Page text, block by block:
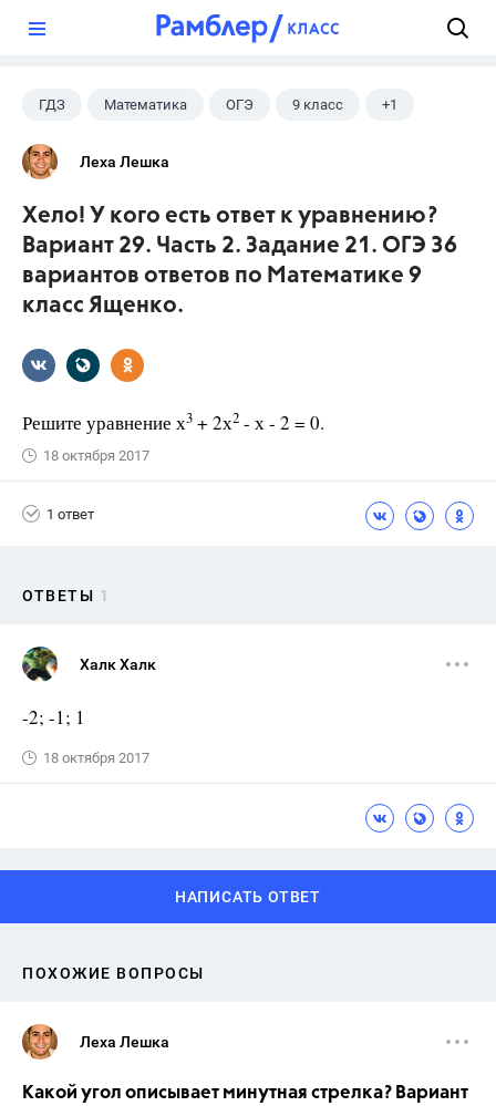
ГДЗ Математика ОГЭ 9 класс +1
Ященко И.В.
Леха Лешка
Хело! У кого есть ответ к уравнению?
Вариант 29. Часть 2. Задание 21. ОГЭ 36
вариантов ответов по Математике 9
класс Ященко.
Решите уравнение х3 + 2х2 - х - 2 = 0.
18 октября 2017
1 ответ
ОТВЕТЫ 1
Халк Халк
-2; -1; 1
18 октября 2017
НАПИСАТЬ ОТВЕТ
ПОХОЖИЕ ВОПРОСЫ
Леха Лешка
Какой угол описывает минутная стрелка? Вариант